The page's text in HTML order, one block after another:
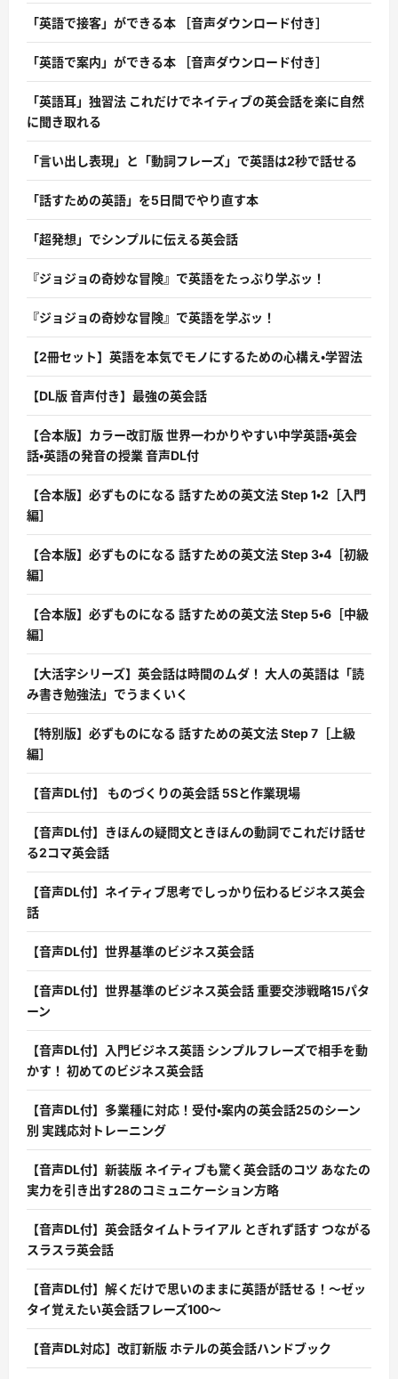
「英語で接客」ができる本 ［音声ダウンロード付き］
「英語で案内」ができる本 ［音声ダウンロード付き］
「英語耳」独習法 これだけでネイティブの英会話を楽に自然
に聞き取れる
「言い出し表現」と「動詞フレーズ」で英語は2秒で話せる
「話すための英語」を5日間でやり直す本
「超発想」でシンプルに伝える英会話
『ジョジョの奇妙な冒険』で英語をたっぷり学ぶッ！
『ジョジョの奇妙な冒険』で英語を学ぶッ！
【2冊セット】英語を本気でモノにするための心構え・学習法
【DL版 音声付き】最強の英会話
【合本版】カラー改訂版 世界一わかりやすい中学英語・英会
話・英語の発音の授業 音声DL付
【合本版】必ずものになる 話すための英文法 Step 1・2［入門
編］
【合本版】必ずものになる 話すための英文法 Step 3・4［初級
編］
【合本版】必ずものになる 話すための英文法 Step 5・6［中級
編］
【大活字シリーズ】英会話は時間のムダ！ 大人の英語は「読
み書き勉強法」でうまくいく
【特別版】必ずものになる 話すための英文法 Step 7［上級
編］
【音声DL付】 ものづくりの英会話 5Sと作業現場
【音声DL付】きほんの疑問文ときほんの動詞でこれだけ話せ
る2コマ英会話
【音声DL付】ネイティブ思考でしっかり伝わるビジネス英会
話
【音声DL付】世界基準のビジネス英会話
【音声DL付】世界基準のビジネス英会話 重要交渉戦略15パタ
ーン
【音声DL付】入門ビジネス英語 シンプルフレーズで相手を動
かす！ 初めてのビジネス英会話
【音声DL付】多業種に対応！受付・案内の英会話25のシーン
別 実践応対トレーニング
【音声DL付】新装版 ネイティブも驚く英会話のコツ あなたの
実力を引き出す28のコミュニケーション方略
【音声DL付】英会話タイムトライアル とぎれず話す つながる
スラスラ英会話
【音声DL付】解くだけで思いのままに英語が話せる！〜ゼッ
タイ覚えたい英会話フレーズ100〜
【音声DL対応】改訂新版 ホテルの英会話ハンドブック